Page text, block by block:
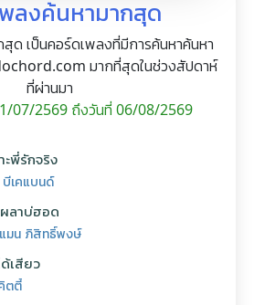
ลงค้นหามากสุด
ด เป็นคอร์ดเพลงที่มีการค้นหาค้นหา
มากที่สุดในช่วงสัปดาห์
ที่ผ่านมา
07/2569 ถึงวันที่ 06/08/2569
ะพี่รักจริง
บีเคแบนด์
ลาบ่ฮอด
มน ภิสิทธิ์พงษ์
เสียว
ตตี้